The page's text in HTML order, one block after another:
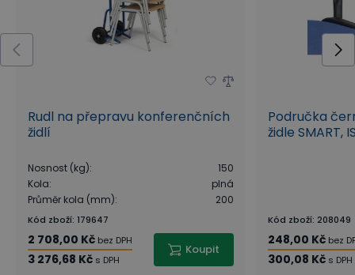
Rudl na přepravu konferenčních
židlí
Nosnost (kg):
150
Kola:
plná
Průměr kola (mm): 200
Kód zboží: 179647
2 708,00 Kč bez DPH
3 276,68 Kč s DPH
Koupit
Područka
židle SMART,
Kód zboží: 208049
248,00 Kč bez
300,08 Kč s DPH